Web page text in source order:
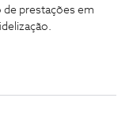
de prestações em